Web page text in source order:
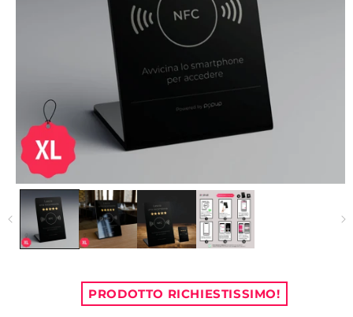
PRODOTTO RICHIESTISSIMO!